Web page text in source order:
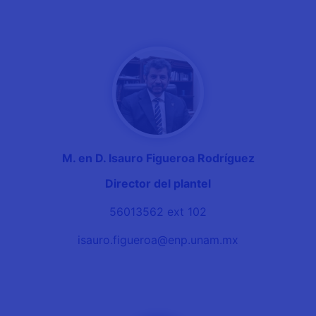
M. en D. Isauro Figueroa Rodríguez
Director del plantel
56013562 ext 102
isauro.figueroa@enp.unam.mx